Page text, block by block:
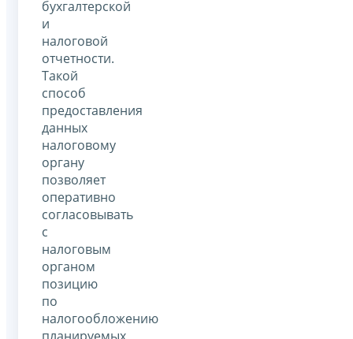
бухгалтерской
и
налоговой
отчетности.
Такой
способ
предоставления
данных
налоговому
органу
позволяет
оперативно
согласовывать
с
налоговым
органом
позицию
по
налогообложению